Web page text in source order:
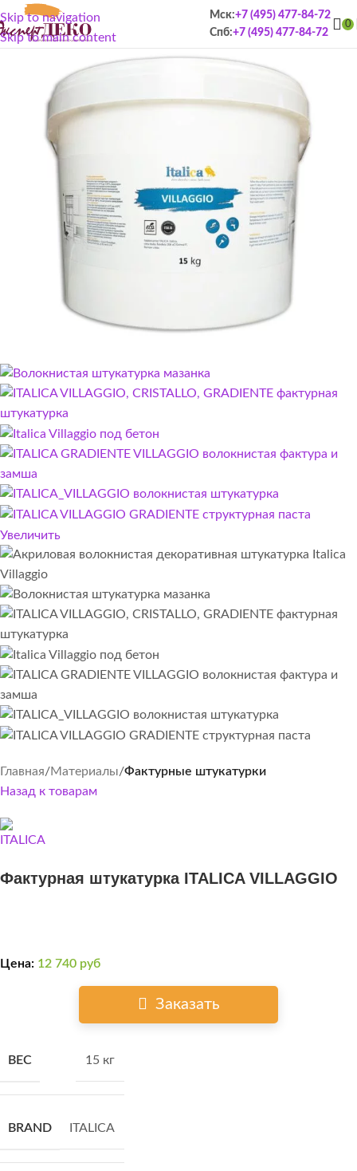
Skip to navigation
Skip to main content
Мск:+7 (495) 477-84-72
Спб:+7 (495) 477-84-72
0
Увеличить
Главная Материалы Фактурные штукатурки
Назад к товарам
Фактурная штукатурка ITALICA VILLAGGIO
Цена: 12 740 руб
Заказать
ВЕС 15 кг
BRAND ITALICA